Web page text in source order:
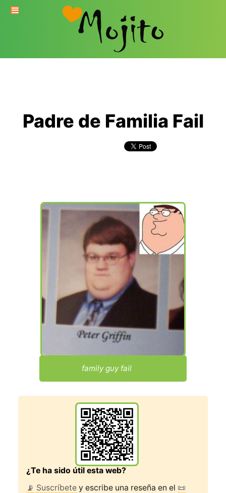
Padre de Familia Fail
family guy fail
¿Te ha sido útil esta web?
📡 Suscríbetey escribe una reseña en el 📜